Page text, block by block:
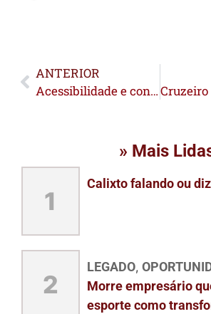
ANTERIOR
Acessibilidade e conservação da agência do INSS de Cruzeiro do Sul serão investigadas após abertura de inquérito
» Mais
1
Calixto falando ou
2
LEGADO,
Morre empresário
esporte como